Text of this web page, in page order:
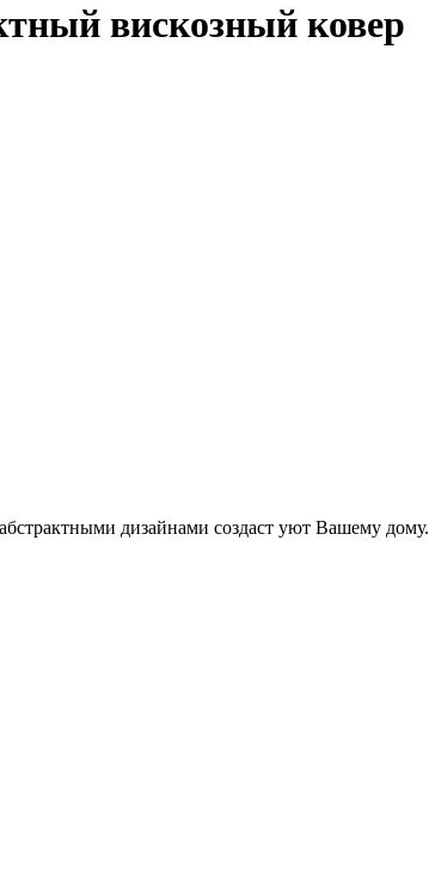
вискозный ковер
дизайнами создаст уют Вашему дому.